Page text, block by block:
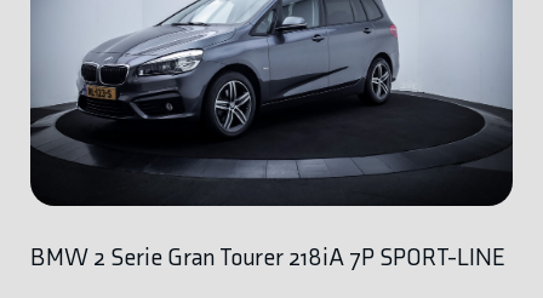
BMW 2 Serie Gran Tourer 218iA 7P SPORT-LINE